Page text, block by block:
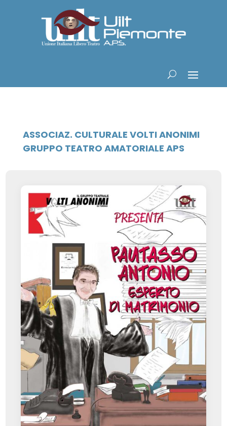
ASSOCIAZ. CULTURALE VOLTI ANONIMI
GRUPPO TEATRO AMATORIALE APS